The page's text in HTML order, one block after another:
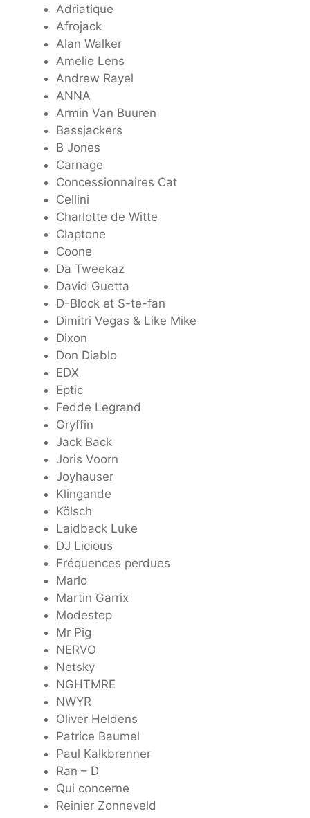
Adriatique
Afrojack
Alan Walker
Amelie Lens
Andrew Rayel
ANNA
Armin Van Buuren
Bassjackers
B Jones
Carnage
Concessionnaires Cat
Cellini
Charlotte de Witte
Claptone
Coone
Da Tweekaz
David Guetta
D-Block et S-te-fan
Dimitri Vegas & Like Mike
Dixon
Don Diablo
EDX
Eptic
Fedde Legrand
Gryffin
Jack Back
Joris Voorn
Joyhauser
Klingande
Kölsch
Laidback Luke
DJ Licious
Fréquences perdues
Marlo
Martin Garrix
Modestep
Mr Pig
NERVO
Netsky
NGHTMRE
NWYR
Oliver Heldens
Patrice Baumel
Paul Kalkbrenner
Ran – D
Qui concerne
Reinier Zonneveld